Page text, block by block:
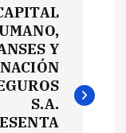
Y
NACIÓN
S.A.